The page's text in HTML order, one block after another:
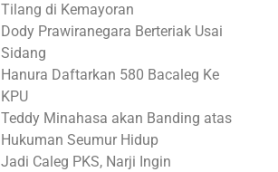
Tilang di Kemayoran
Dody Prawiranegara Berteriak Usai
Sidang
Hanura Daftarkan 580 Bacaleg Ke
KPU
Teddy Minahasa akan Banding atas
Hukuman Seumur Hidup
Jadi Caleg PKS, Narji Ingin